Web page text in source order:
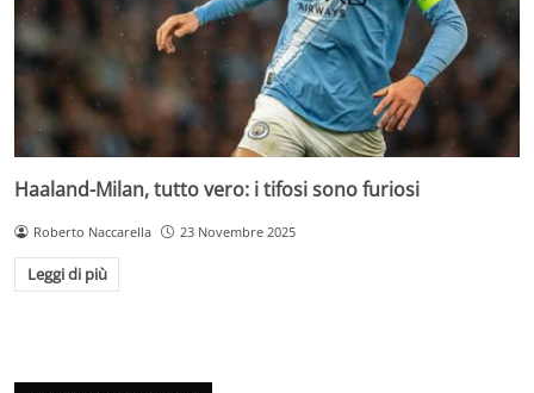
Haaland-Milan, tutto vero: i tifosi sono furiosi
Roberto Naccarella 23 Novembre 2025
Leggi di più